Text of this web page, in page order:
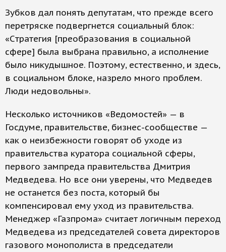
Зубков дал понять депутатам, что прежде всего
перетряске подвергнется социальный блок:
«Cтратегия [преобразования в социальной
сфере] была выбрана правильно, а исполнение
было никудышное. Поэтому, естественно, и здесь,
в социальном блоке, назрело много проблем.
Люди недовольны».
Несколько источников «Ведомостей» — в
Госдуме, правительстве, бизнес-сообществе —
как о неизбежности говорят об уходе из
правительства куратора социальной сферы,
первого зампреда правительства Дмитрия
Медведева. Но все они уверены, что Медведев
не останется без поста, который бы
компенсировал ему уход из правительства.
Менеджер «Газпрома» считает логичным переход
Медведева из председателей совета директоров
газового монополиста в председатели